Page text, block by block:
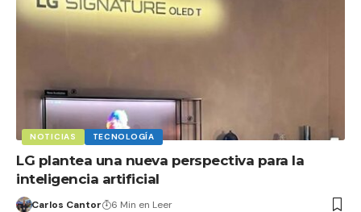
NOTICIAS TECNOLOGÍA
LG plantea una nueva perspectiva para la
inteligencia artificial
Carlos Cantor 6 Min en Leer